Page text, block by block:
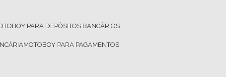
PARA DEPÓSITOS BANCÁRIOS
MOTOBOY PARA PAGAMENTOS